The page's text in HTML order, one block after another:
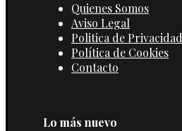
Quienes Somos
Aviso Legal
Politica de Privacidad
Política de Cookies
Contacto
Lo más nuevo